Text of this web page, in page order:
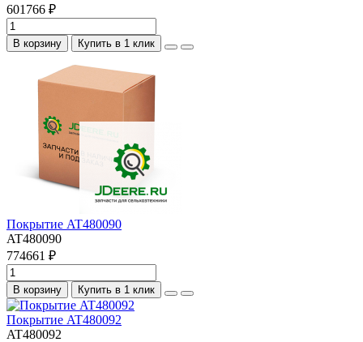
601766 ₽
В корзину Купить в 1 клик
Покрытие AT480090
AT480090
774661 ₽
В корзину Купить в 1 клик
Покрытие AT480092
AT480092